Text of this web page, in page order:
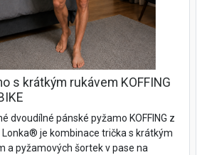
s krátkým rukávem KOFFING
dvoudílné pánské pyžamo KOFFING z
Lonka® je kombinace trička s krátkým
a pyžamových šortek v pase na